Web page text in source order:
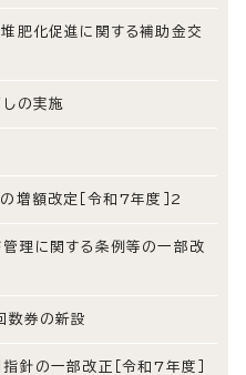
肥化促進に関する補助金交
の実施
増額改定［令和7年度］2
理に関する条例等の一部改
数券の新設
針の一部改正［令和7年度］